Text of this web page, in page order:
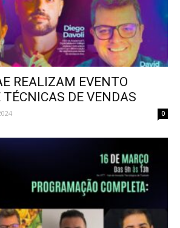
REALIZAM EVENTO
TÉCNICAS DE VENDAS
0